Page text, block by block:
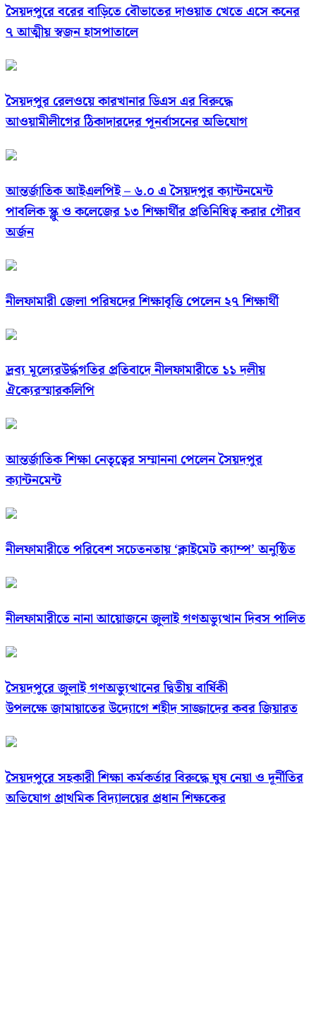
সৈয়দপুরে বরের বাড়িতে বৌভাতের দাওয়াত খেতে এসে কনের
৭ আত্মীয় স্বজন হাসপাতালে
সৈয়দপুর রেলওয়ে কারখানার ডিএস এর বিরুদ্ধে
আওয়ামীলীগের ঠিকাদারদের পূনর্বাসনের অভিযোগ
আন্তর্জাতিক আইএলপিই – ৬.০ এ সৈয়দপুর ক্যান্টনমেন্ট
পাবলিক স্ক্লু ও কলেজের ১৩ শিক্ষার্থীর প্রতিনিধিত্ব করার গৌরব
অর্জন
নীলফামারী জেলা পরিষদের শিক্ষাবৃত্তি পেলেন ২৭ শিক্ষার্থী
দ্রব্য মূল্যেরউর্দ্ধগতির প্রতিবাদে নীলফামারীতে ১১ দলীয়
ঐক্যেরস্মারকলিপি
আন্তর্জাতিক শিক্ষা নেতৃত্বের সম্মাননা পেলেন সৈয়দপুর
ক্যান্টনমেন্ট
নীলফামারীতে পরিবেশ সচেতনতায় ‘ক্লাইমেট ক্যাম্প’ অনুষ্ঠিত
নীলফামারীতে নানা আয়োজনে জুলাই গণঅভ্যুত্থান দিবস পালিত
সৈয়দপুরে জুলাই গণঅভ্যুত্থানের দ্বিতীয় বার্ষিকী
উপলক্ষে জামায়াতের উদ্যোগে শহীদ সাজ্জাদের কবর জিয়ারত
সৈয়দপুরে সহকারী শিক্ষা কর্মকর্তার বিরুদ্ধে ঘুষ নেয়া ও দূর্নীতির
অভিযোগ প্রাথমিক বিদ্যালয়ের প্রধান শিক্ষকের